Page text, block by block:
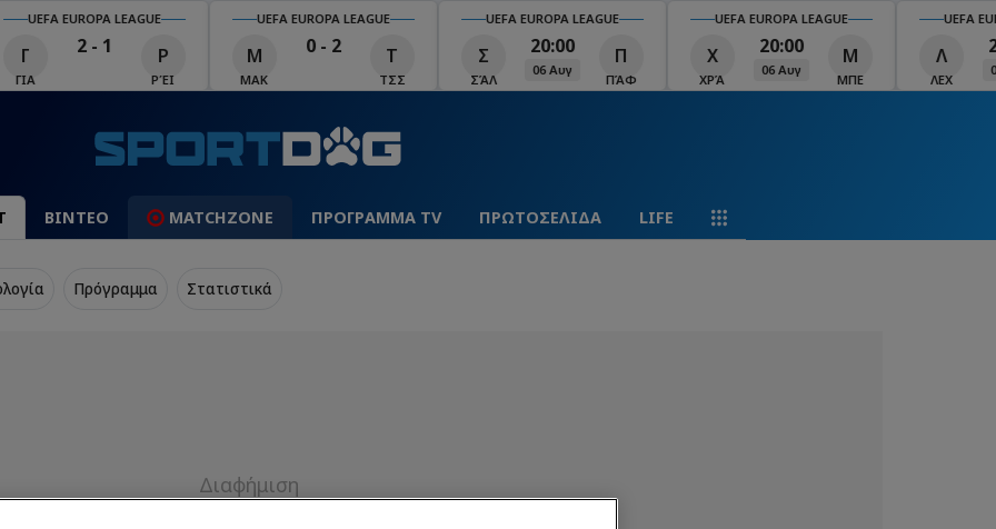
UEFA EUROPA LEAGUE
Γ
ΓΙΑ
2 - 1 Ρ
ΡΈΙ
UEFA EUROPA LEAGUE
Μ
ΜΑΚ
0 - 2 Τ
ΤΣΣ
UEFA EUROPA LEAGUE
Σ
ΣΆΛ
20:00
06 Αυγ
Π
ΠΆΦ
UEFA EUROPA LEAGUE
Χ
ΧΡΆ
20:00
06 Αυγ
Μ
ΜΠΕ
UEFA
Λ
ΛΕΧ
ΒΙΝΤΕΟ MATCHZONE ΠΡΟΓΡΑΜΜΑ TV ΠΡΩΤΟΣΕΛΙΔΑ LIFE
Πρόγραμμα Στατιστικά